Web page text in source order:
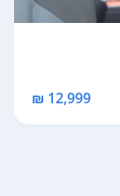
12,999 ₪